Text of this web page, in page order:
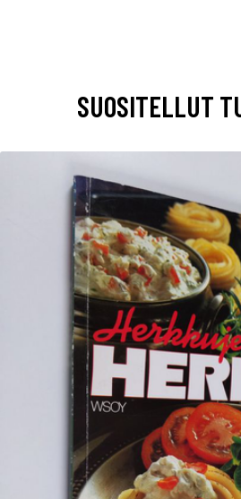
SUOSITELLUT